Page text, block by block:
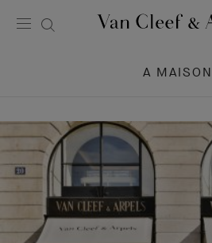
Van
Arpels
A MAISON